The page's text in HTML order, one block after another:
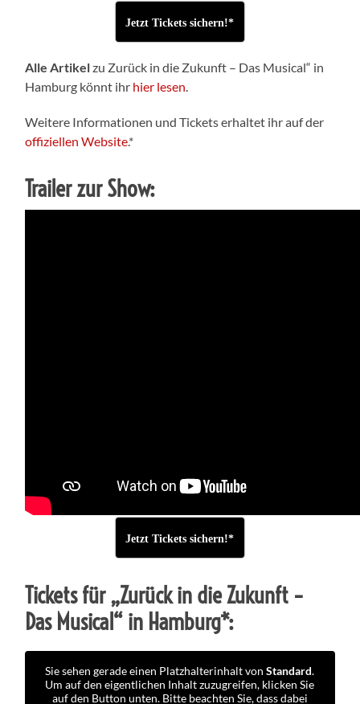
Jetzt Tickets sichern!*
Alle Artikelzu Zurück in die Zukunft – Das Musical“ in
Hamburg könnt ihr hier lesen
Weitere Informationen und Tickets erhaltet ihr auf der
offiziellen Website.*
Trailer zur Show:
Jetzt Tickets sichern!*
Tickets für „Zurück in die Zukunft –
Das Musical“ in Hamburg*:
Sie sehen gerade einen Platzhalterinhalt vonStandard.
Um auf den eigentlichen Inhalt zuzugreifen, klicken Sie
auf den Button unten. Bitte beachten Sie, dass dabei